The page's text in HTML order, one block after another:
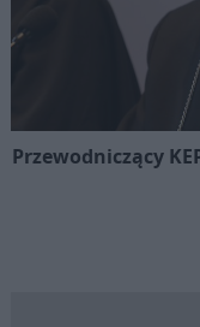
Przewodniczący